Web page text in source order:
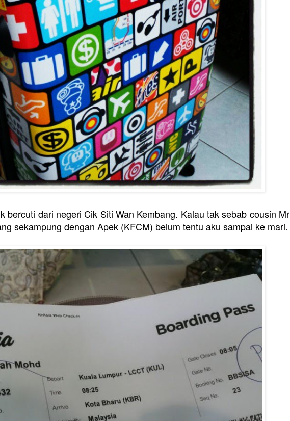
bercuti dari negeri Cik Siti Wan Kembang. Kalau tak sebab cousin Mr
sekampung dengan Apek (KFCM) belum tentu aku sampai ke mari.